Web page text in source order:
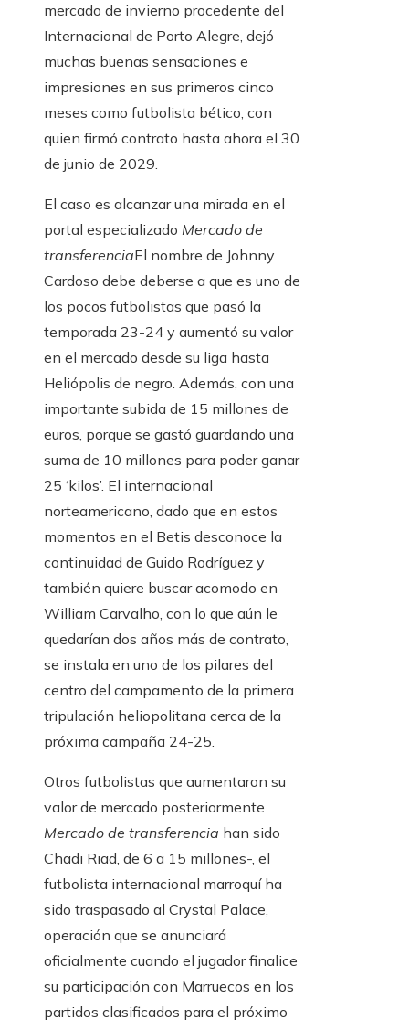
mercado de invierno procedente del
Internacional de Porto Alegre, dejó
muchas buenas sensaciones e
impresiones en sus primeros cinco
meses como futbolista bético, con
quien firmó contrato hasta ahora el 30
de junio de 2029.
El caso es alcanzar una mirada en el
portal especializado Mercado de
transferenciaEl nombre de Johnny
Cardoso debe deberse a que es uno de
los pocos futbolistas que pasó la
temporada 23-24 y aumentó su valor
en el mercado desde su liga hasta
Heliópolis de negro. Además, con una
importante subida de 15 millones de
euros, porque se gastó guardando una
suma de 10 millones para poder ganar
25 ‘kilos’. El internacional
norteamericano, dado que en estos
momentos en el Betis desconoce la
continuidad de Guido Rodríguez y
también quiere buscar acomodo en
William Carvalho, con lo que aún le
quedarían dos años más de contrato,
se instala en uno de los pilares del
centro del campamento de la primera
tripulación heliopolitana cerca de la
próxima campaña 24-25.
Otros futbolistas que aumentaron su
valor de mercado posteriormente
Mercado de transferencia han sido
Chadi Riad, de 6 a 15 millones-, el
futbolista internacional marroquí ha
sido traspasado al Crystal Palace,
operación que se anunciará
oficialmente cuando el jugador finalice
su participación con Marruecos en los
partidos clasificados para el próximo